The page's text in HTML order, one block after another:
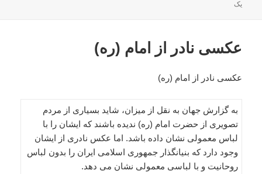
یک
عکسی نادر از امام (ره)
عکسی نادر از امام (ره)
به گزارش جهان به نقل از میزان، شاید بسیاری از مردم
تصویری از حضرت امام (ره) ندیده باشند که ایشان را با
لباس معمولی نشان داده باشد. اما عکس نادری از ایشان
وجود دارد که بنیانگذار جمهوری اسلامی ایران را بدون لباس
روحانیت و با لباسی معمولی نشان می دهد.